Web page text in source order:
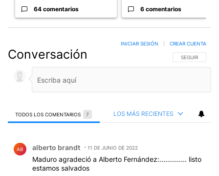
64 comentarios 6 comentarios
Conversación SIGA ESTA
SEGUIR
INICIAR SESIÓN CREAR CUENTA
TODOS LOS COMENTARIOS 7 LOS MÁS RECIENTES
AB alberto brandt 11 DE JUNIO DE 2022
Maduro agradeció a Alberto Fernández:.............. listo
estamos salvados